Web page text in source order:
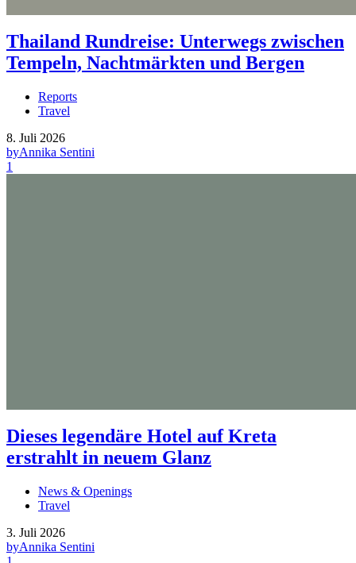
Thailand Rundreise: Unterwegs zwischen
Tempeln, Nachtmärkten und Bergen
Reports
Travel
8. Juli 2026
byAnnika Sentini
1
Dieses legendäre Hotel auf Kreta
erstrahlt in neuem Glanz
News & Openings
Travel
3. Juli 2026
byAnnika Sentini